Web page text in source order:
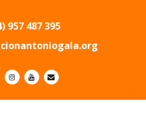
957 487 395